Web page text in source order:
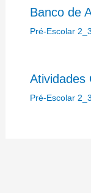
Banco de
Pré-Escolar 2_3
Atividades
Pré-Escolar 2_3